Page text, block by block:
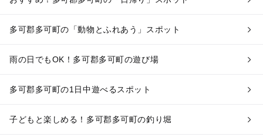
多可郡多可町の「動物とふれあう」スポット
雨の日でもOK！多可郡多可町の遊び場
多可郡多可町の1日中遊べるスポット
子どもと楽しめる！多可郡多可町の釣り堀